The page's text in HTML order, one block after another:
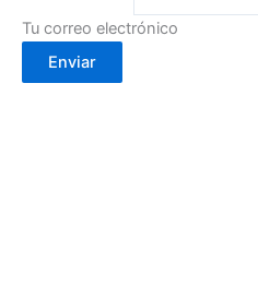
Tu correo electrónico
Enviar